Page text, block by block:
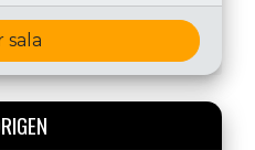
sala